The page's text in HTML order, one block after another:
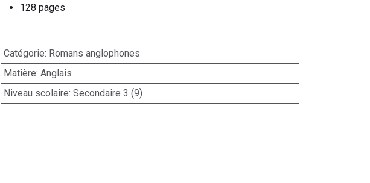
128 pages
Catégorie: Romans anglophones
Matière: Anglais
Niveau scolaire: Secondaire 3 (9)